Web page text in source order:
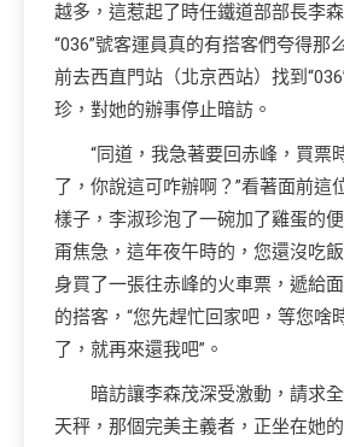
越多，這惹起了時任鐵道部部長李
“036”號客運員真的有搭客們夸得那
前去西直門站（北京西站）找到
珍，對她的辦事停止暗訪。
“同道，我急著要回赤峰，買票
了，你說這可咋辦啊？”看著面前這
樣子，李淑珍泡了一碗加了雞蛋的
甭焦急，這年夜午時的，您還沒吃
身買了一張往赤峰的火車票，遞給
的搭客，“您先趕忙回家吧，等您啥
了，就再來還我吧”。
暗訪讓李森茂深受激動，請求
天秤，那個完美主義者，正坐在她